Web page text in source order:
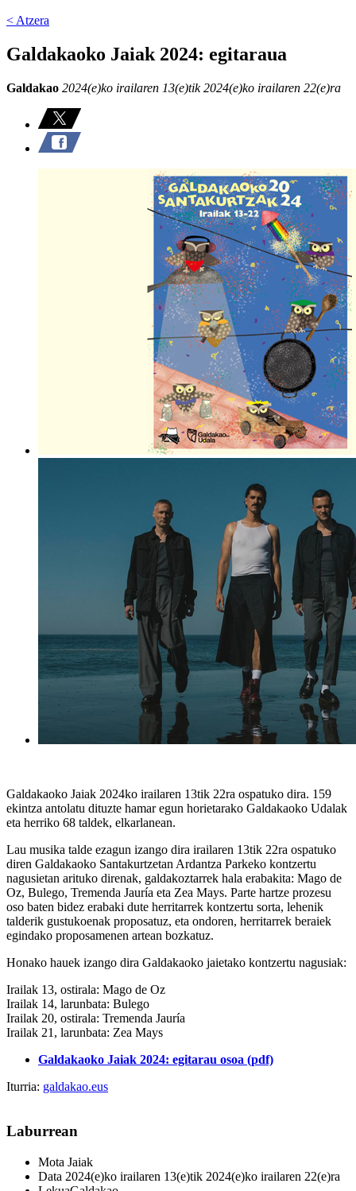
< Atzera
Galdakaoko Jaiak 2024: egitaraua
Galdakao 2024(e)ko irailaren 13(e)tik 2024(e)ko irailaren 22(e)ra
Galdakaoko Jaiak 2024ko irailaren 13tik 22ra ospatuko dira. 159
ekintza antolatu dituzte hamar egun horietarako Galdakaoko Udalak
eta herriko 68 taldek, elkarlanean.
Lau musika talde ezagun izango dira irailaren 13tik 22ra ospatuko
diren Galdakaoko Santakurtzetan Ardantza Parkeko kontzertu
nagusietan arituko direnak, galdakoztarrek hala erabakita: Mago de
Oz, Bulego, Tremenda Jauría eta Zea Mays. Parte hartze prozesu
oso baten bidez erabaki dute herritarrek kontzertu sorta, lehenik
talderik gustukoenak proposatuz, eta ondoren, herritarrek beraiek
egindako proposamenen artean bozkatuz.
Honako hauek izango dira Galdakaoko jaietako kontzertu nagusiak:
Irailak 13, ostirala: Mago de Oz
Irailak 14, larunbata: Bulego
Irailak 20, ostirala: Tremenda Jauría
Irailak 21, larunbata: Zea Mays
Galdakaoko Jaiak 2024: egitarau osoa (pdf)
Iturria: galdakao.eus
Laburrean
Mota Jaiak
Data 2024(e)ko irailaren 13(e)tik 2024(e)ko irailaren 22(e)ra